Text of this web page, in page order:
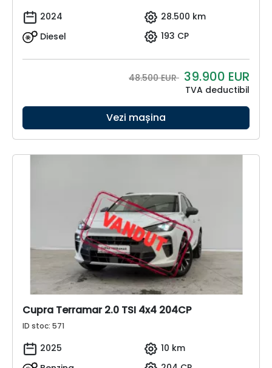
2024
28.500 km
Diesel
193 CP
48.500 EUR 39.900 EUR
TVA deductibil
Vezi mașina
Cupra Terramar 2.0 TSI 4x4 204CP
ID stoc: 571
2025
10 km